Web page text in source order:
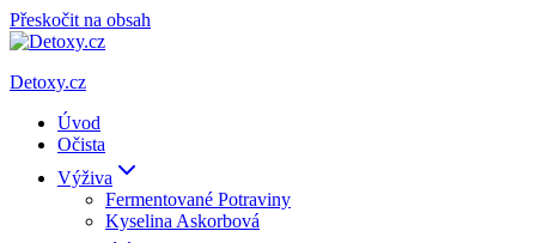
Přeskočit na obsah
Detoxy.cz
Úvod
Očista
Výživa
Fermentované Potraviny
Kyselina Askorbová